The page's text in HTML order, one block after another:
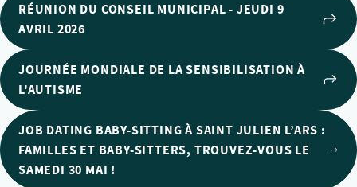
RÉUNION DU CONSEIL MUNICIPAL - JEUDI 9
AVRIL 2026
JOURNÉE MONDIALE DE LA SENSIBILISATION À
L'AUTISME
JOB DATING BABY-SITTING À SAINT JULIEN L’ARS :
FAMILLES ET BABY-SITTERS, TROUVEZ-VOUS LE
SAMEDI 30 MAI !